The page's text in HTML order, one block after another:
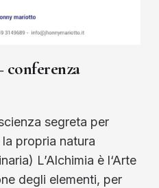
conferenza
segreta per
propria natura
L’Alchimia è l‘Arte
degli elementi, per